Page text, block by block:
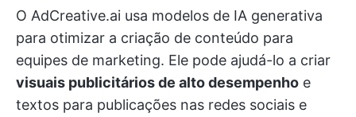
O AdCreative.ai usa modelos de IA generativa
para otimizar a criação de conteúdo para
equipes de marketing. Ele pode ajudá-lo a criar
visuais publicitários de alto desempenho e
textos para publicações nas redes sociais e